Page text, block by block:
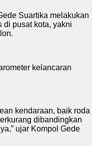
Suartika melakukan
di pusat kota, yakni
kelancaran
kendaraan, baik roda
dibandingkan
ujar Kompol Gede